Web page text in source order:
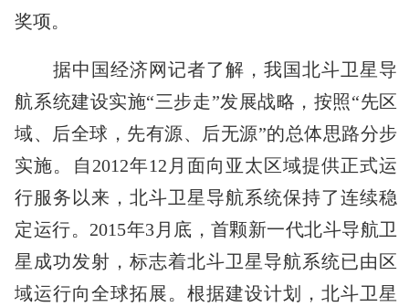
奖项。
据中国经济网记者了解，我国北斗卫星导
航系统建设实施“三步走”发展战略，按照“先区
域、后全球，先有源、后无源”的总体思路分步
实施。自2012年12月面向亚太区域提供正式运
行服务以来，北斗卫星导航系统保持了连续稳
定运行。2015年3月底，首颗新一代北斗导航卫
星成功发射，标志着北斗卫星导航系统已由区
域运行向全球拓展。根据建设计划，北斗卫星